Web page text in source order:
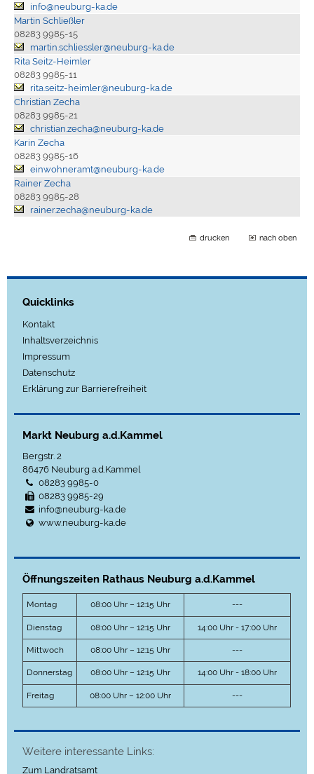
info@neuburg-ka.de
Martin Schließler
08283 9985-15
martin.schliessler@neuburg-ka.de
Rita Seitz-Heimler
08283 9985-11
rita.seitz-heimler@neuburg-ka.de
Christian Zecha
08283 9985-21
christian.zecha@neuburg-ka.de
Karin Zecha
08283 9985-16
einwohneramt@neuburg-ka.de
Rainer Zecha
08283 9985-28
rainer.zecha@neuburg-ka.de
drucken nach oben
Quicklinks
Kontakt
Inhaltsverzeichnis
Impressum
Datenschutz
Erklärung zur Barrierefreiheit
Markt Neuburg a.d.Kammel
Bergstr. 2
86476 Neuburg a.d.Kammel
08283 9985-0
08283 9985-29
info@neuburg-ka.de
www.neuburg-ka.de
Öffnungszeiten Rathaus Neuburg a.d.Kammel
Montag 08:00 Uhr – 12:15 Uhr ---
Dienstag 08:00 Uhr – 12:15 Uhr 14:00 Uhr - 17:00 Uhr
Mittwoch 08:00 Uhr – 12:15 Uhr ---
Donnerstag 08:00 Uhr – 12:15 Uhr 14:00 Uhr - 18:00 Uhr
Freitag 08:00 Uhr – 12:00 Uhr ---
Weitere interessante Links:
Zum Landratsamt